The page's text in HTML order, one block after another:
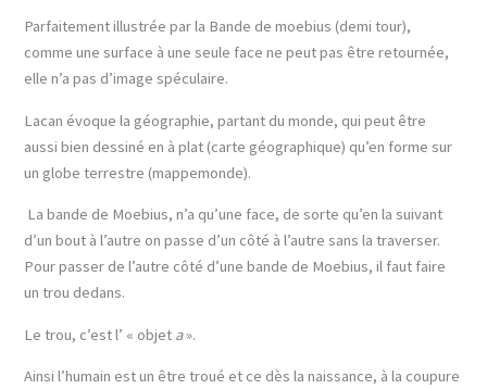
Parfaitement illustrée par la Bande de moebius (demi tour),
comme une surface à une seule face ne peut pas être retournée,
elle n’a pas d’image spéculaire.
Lacan évoque la géographie, partant du monde, qui peut être
aussi bien dessiné en à plat (carte géographique) qu’en forme sur
un globe terrestre (mappemonde).
La bande de Moebius, n’a qu’une face, de sorte qu’en la suivant
d’un bout à l’autre on passe d’un côté à l’autre sans la traverser.
Pour passer de l’autre côté d’une bande de Moebius, il faut faire
un trou dedans.
Le trou, c’est l’ « objet a».
Ainsi l’humain est un être troué et ce dès la naissance, à la coupure